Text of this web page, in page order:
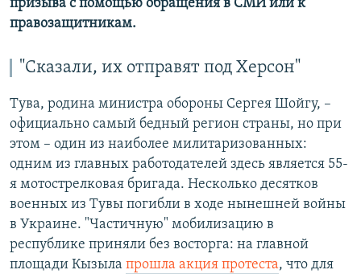
призыва с помощью обращения в СМИ или к
правозащитникам.
"Сказали, их отправят под Херсон"
Тува, родина министра обороны Сергея Шойгу, –
официально самый бедный регион страны, но при
этом – один из наиболее милитаризованных:
одним из главных работодателей здесь является 55-
я мотострелковая бригада. Несколько десятков
военных из Тувы погибли в ходе нынешней войны
в Украине. "Частичную" мобилизацию в
республике приняли без восторга: на главной
площади Кызыла прошла акция протеста, что для